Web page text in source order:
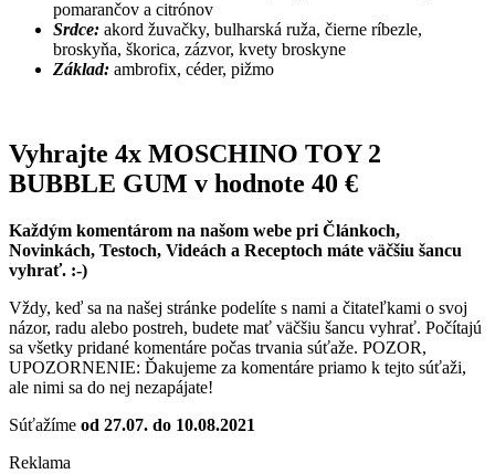
pomarančov a citrónov
Srdce: akord žuvačky, bulharská ruža, čierne ríbezle,
broskyňa, škorica, zázvor, kvety broskyne
Základ: ambrofix, céder, pižmo
Vyhrajte 4x MOSCHINO TOY 2
BUBBLE GUM v hodnote 40 €
Každým komentárom na našom webe pri Článkoch,
Novinkách, Testoch, Videách a Receptoch máte väčšiu šancu
vyhrať. :-)
Vždy, keď sa na našej stránke podelíte s nami a čitateľkami o svoj
názor, radu alebo postreh, budete mať väčšiu šancu vyhrať. Počítajú
sa všetky pridané komentáre počas trvania súťaže. POZOR,
UPOZORNENIE: Ďakujeme za komentáre priamo k tejto súťaži,
ale nimi sa do nej nezapájate!
Súťažíme od 27.07. do 10.08.2021
Reklama